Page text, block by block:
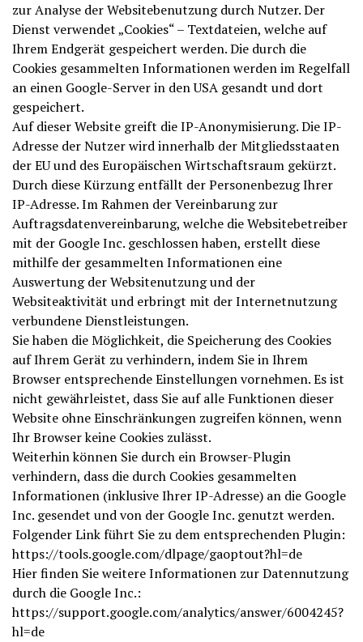
zur Analyse der Websitebenutzung durch Nutzer. Der
Dienst verwendet „Cookies“ – Textdateien, welche auf
Ihrem Endgerät gespeichert werden. Die durch die
Cookies gesammelten Informationen werden im Regelfall
an einen Google-Server in den USA gesandt und dort
gespeichert.
Auf dieser Website greift die IP-Anonymisierung. Die IP-
Adresse der Nutzer wird innerhalb der Mitgliedsstaaten
der EU und des Europäischen Wirtschaftsraum gekürzt.
Durch diese Kürzung entfällt der Personenbezug Ihrer
IP-Adresse. Im Rahmen der Vereinbarung zur
Auftragsdatenvereinbarung, welche die Websitebetreiber
mit der Google Inc. geschlossen haben, erstellt diese
mithilfe der gesammelten Informationen eine
Auswertung der Websitenutzung und der
Websiteaktivität und erbringt mit der Internetnutzung
verbundene Dienstleistungen.
Sie haben die Möglichkeit, die Speicherung des Cookies
auf Ihrem Gerät zu verhindern, indem Sie in Ihrem
Browser entsprechende Einstellungen vornehmen. Es ist
nicht gewährleistet, dass Sie auf alle Funktionen dieser
Website ohne Einschränkungen zugreifen können, wenn
Ihr Browser keine Cookies zulässt.
Weiterhin können Sie durch ein Browser-Plugin
verhindern, dass die durch Cookies gesammelten
Informationen (inklusive Ihrer IP-Adresse) an die Google
Inc. gesendet und von der Google Inc. genutzt werden.
Folgender Link führt Sie zu dem entsprechenden Plugin:
https://tools.google.com/dlpage/gaoptout?hl=de
Hier finden Sie weitere Informationen zur Datennutzung
durch die Google Inc.:
https://support.google.com/analytics/answer/6004245?
hl=de